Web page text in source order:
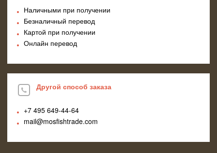
Наличными при получении
Безналичный перевод
Картой при получении
Онлайн перевод
Другой способ заказа
+7 495 649-44-64
mail@mosfishtrade.com